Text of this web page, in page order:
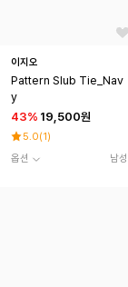
이지오
Pattern Slub Tie_Nav
y
43% 19,500원
5.0(1)
옵션
남성